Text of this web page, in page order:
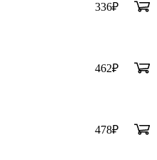
336₽
462₽
478₽